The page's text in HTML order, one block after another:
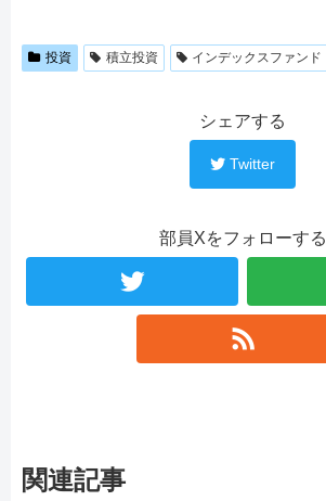
投資 積立投資 インデックスファンド
シェアする
Twitter
部員Xをフォローする
関連記事